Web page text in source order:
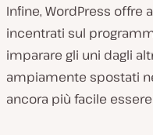
Infine, WordPress offre
incentrati sul
imparare gli uni dagli
ampiamente spostati
ancora più facile